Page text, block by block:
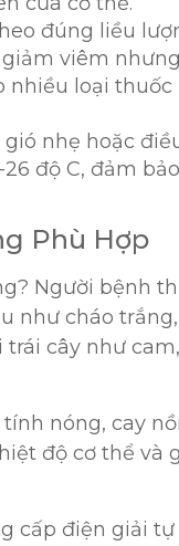
đúng liều
viêm
nhiều loại
nhẹ hoặc
độ C, đảm
Phù Hợp
Người bệnh
như cháo
cây như
nóng, cay
độ cơ thể và
cấp điện giải